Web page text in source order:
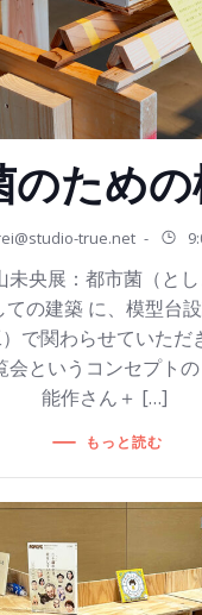
のため
true.net -
未央展：都市菌（と
の建築 に、模型台
で関わらせていた
会というコンセプト
能作さん＋ […]
もっと読む